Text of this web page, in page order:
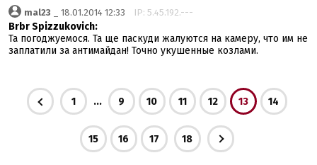
mal23 _ 18.01.2014 12:33 IP: 5.45.192.---
Brbr Spizzukovich:
Та погоджуемося. Та ще паскуди жалуются на камеру, что им не
заплатили за антимайдан! Точно укушенные козлами.
1 ... 9 10 11 12 13 14
15 16 17 18